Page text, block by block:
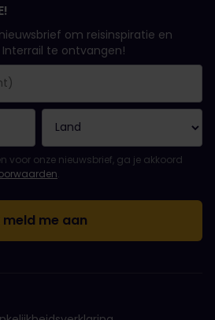
om reisinspiratie en
te ontvangen!
veld!
op de nieuwsbrief. Probeer het later
op deze nieuwsbrief!
voorwaarden om je in te
voor onze nieuwsbrief, ga je akkoord
.